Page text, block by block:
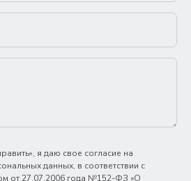
я даю свое согласие на
данных, в соответствии с
от 27.07.2006 года №152-ФЗ «О